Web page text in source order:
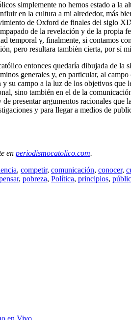
simplemente no hemos estado a la
en la cultura a mi alrededor, más
de Oxford de finales del siglo
de la revelación y de la
temporal y, finalmente, si contamos
pero resultara también cierta, por sí
entonces quedaría dibujada de la
generales y, en particular, al
y su campo a la luz de los objetivos que
sino también en el de la
presentar argumentos racionales que
y para llegar a medios de
en periodismocatolico.com.
, competir, comunicación, conocer,
, pobreza, Política, principios,